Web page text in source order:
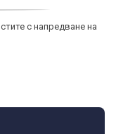
с напредване на